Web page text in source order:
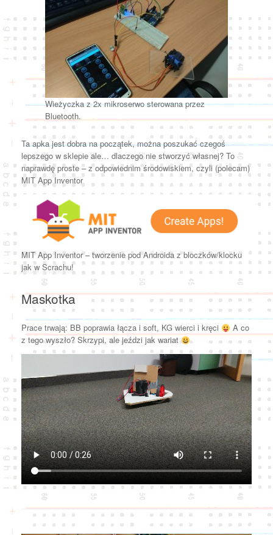
Wieżyczka z 2x mikroserwo sterowana przez
Bluetooth.
Ta apka jest dobra na początek, można poszukać czegoś
lepszego w sklepie ale… dlaczego nie stworzyć własnej? To
naprawdę proste – z odpowiednim środowiskiem, czyli (polecam)
MIT App Inventor
MIT App Inventor – tworzenie pod Androida z bloczków/klocku
jak w Scrachu!
Maskotka
Prace trwają: BB poprawia łącza i soft, KG wierci i kręci
A co
z tego wyszło? Skrzypi, ale jeździ jak wariat